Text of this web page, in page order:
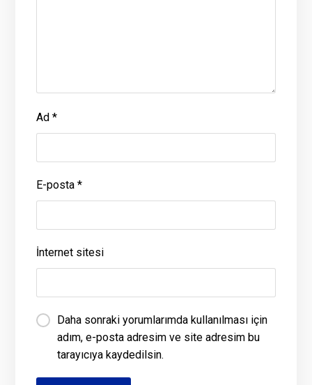
Ad*
E-posta*
İnternet sitesi
Daha sonraki yorumlarımda kullanılması için
adım, e-posta adresim ve site adresim bu
tarayıcıya kaydedilsin.